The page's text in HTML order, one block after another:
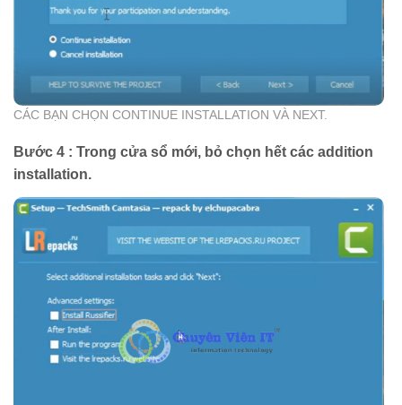
CÁC BẠN CHỌN CONTINUE INSTALLATION VÀ NEXT.
Bước 4 : Trong cửa sổ mới, bỏ chọn hết các addition
installation.